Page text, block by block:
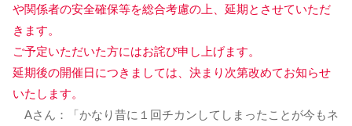
や関係者の安全確保等を総合考慮の上、延期とさせていただ
きます。
ご予定いただいた方にはお詫び申し上げます。
延期後の開催日につきましては、決まり次第改めてお知らせ
いたします。
Aさん：「かなり昔に１回チカンしてしまったことが今もネ